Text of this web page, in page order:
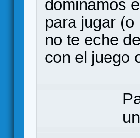
dominamos
para jugar
no te eche
con el juego